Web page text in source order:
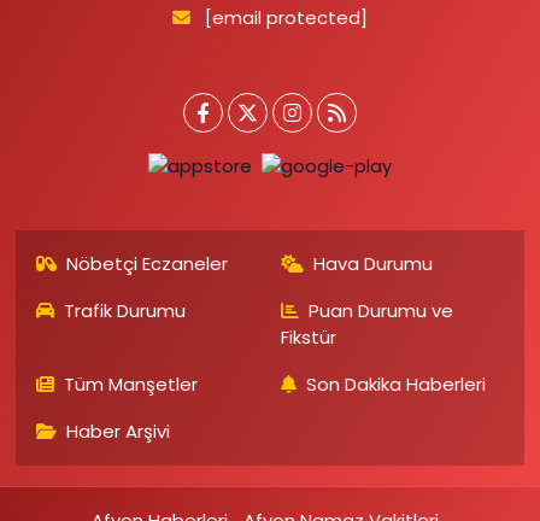
[email protected]
Nöbetçi Eczaneler
Hava Durumu
Trafik Durumu
Puan Durumu ve
Fikstür
Tüm Manşetler
Son Dakika Haberleri
Haber Arşivi